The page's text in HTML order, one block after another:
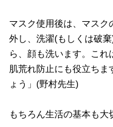
マスク使用後は、マスク
外し、洗濯(もしくは破
ら、顔も洗います。これ
肌荒れ防止にも役立ちま
ょう」(野村先生)
もちろん生活の基本も大